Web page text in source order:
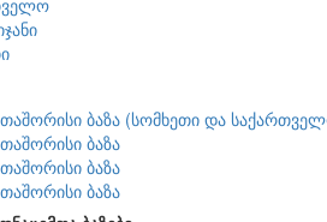
ბაზა (სომხეთი და
ბაზა
ბაზა
ბაზა